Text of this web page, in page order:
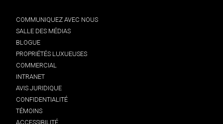
COMMUNIQUEZ AVEC NOUS
SALLE DES MÉDIAS
BLOGUE
PROPRIÉTÉS LUXUEUSES
COMMERCIAL
INTRANET
AVIS JURIDIQUE
CONFIDENTIALITÉ
TÉMOINS
ACCESSIBILITÉ